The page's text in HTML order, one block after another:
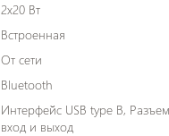
2x20 Вт
Встроенная
От сети
Bluetooth
Интерфейс USB type B, Разъемы MIDI
вход и выход